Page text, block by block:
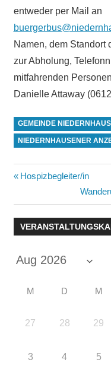
entweder per Mail an
Namen, dem Standort
zur Abholung,
mitfahrenden
Danielle Attaway
GEMEINDE
NIEDERNHAUSENER
Vorheriger
Hospizbegleiter/in
Beitrag:
M D M
27 28 29
3 4 5